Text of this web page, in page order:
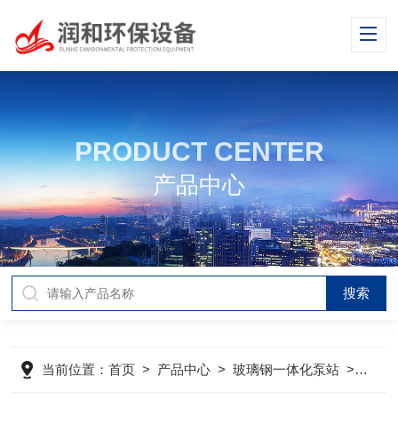
PRODUCT CENTER
产品中心
当前位置：首页 > 产品中心 >玻璃钢一体化泵站 > GRP